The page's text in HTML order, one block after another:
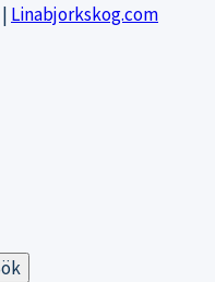
| Linabjorkskog.com